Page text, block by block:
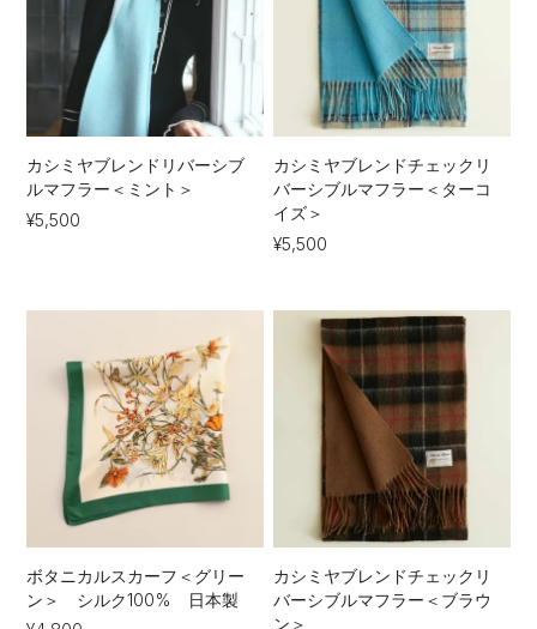
カシミヤブレンドリバーシブ
ルマフラー＜ミント＞
¥5,500
カシミヤブレンドチェックリ
バーシブルマフラー＜ターコ
イズ＞
¥5,500
ボタニカルスカーフ＜グリー
ン＞ シルク100% 日本製
カシミヤブレンドチェックリ
バーシブルマフラー＜ブラウ
ン＞